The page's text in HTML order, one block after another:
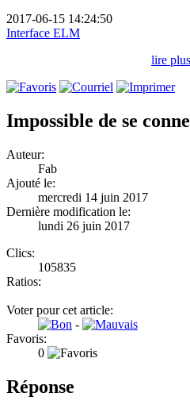
2017-06-15 14:24:50
Interface ELM
lire
Impossible de se
Auteur:
Fab
Ajouté le:
mercredi 14 juin 2017
Dernière modification le:
lundi 26 juin 2017
Clics:
105835
Ratios:
Voter pour cet article:
-
Favoris:
0
Réponse